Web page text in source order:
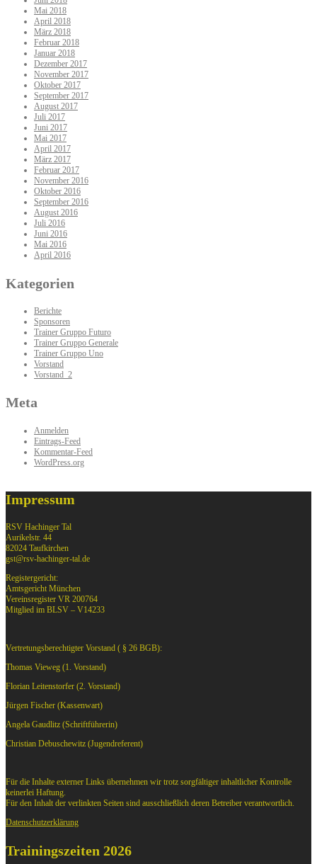
Mai 2018
April 2018
März 2018
Februar 2018
Januar 2018
Dezember 2017
November 2017
Oktober 2017
September 2017
August 2017
Juli 2017
Juni 2017
Mai 2017
April 2017
März 2017
Februar 2017
November 2016
Oktober 2016
September 2016
August 2016
Juli 2016
Juni 2016
Mai 2016
April 2016
Kategorien
Berichte
Sponsoren
Trainer Gruppo Futuro
Trainer Gruppo Generale
Trainer Gruppo Uno
Vorstand
Vorstand_2
Meta
Anmelden
Eintrags-Feed
Kommentar-Feed
WordPress.org
Impressum
RSV Hachinger Tal
Aurikelstr. 44
82024 Taufkirchen
gst@rsv-hachinger-tal.de
Registergericht:
Amtsgericht München
Vereinsregister VR 200764
Mitglied im BLSV – V14233
Vertretungsberechtigter Vorstand ( § 26 BGB):
Thomas Vieweg (1. Vorstand)
Florian Leitenstorfer (2. Vorstand)
Jürgen Fischer (Kassenwart)
Angela Gaudlitz (Schriftführerin)
Christian Debuschewitz (Jugendreferent)
Für die Inhalte externer Links übernehmen wir trotz sorgfältiger inhaltlicher Kontrolle
keinerlei Haftung.
Für den Inhalt der verlinkten Seiten sind ausschließlich deren Betreiber verantwortlich.
Datenschutzerklärung
Trainingszeiten 2026